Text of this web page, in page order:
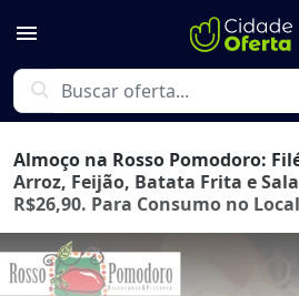
menu
search
Almoço na Rosso Pomodoro:
Arroz, Feijão, Batata Frita e
R$26,90. Para Consumo no